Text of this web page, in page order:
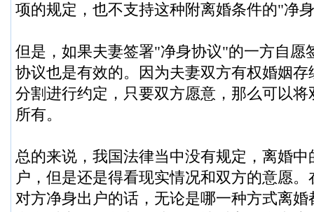
项的规定，也不支持这种附离婚条件的"净
但是，如果夫妻签署"净身协议"的一方自愿
协议也是有效的。因为夫妻双方有权婚姻
分割进行约定，只要双方愿意，那么可以
所有。
总的来说，我国法律当中没有规定，离婚
户，但是还是得看现实情况和双方的意愿
对方净身出户的话，无论是哪一种方式离